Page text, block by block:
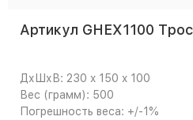
Артикул GHEX1100
ДхШхВ: 230 x 150 x 100
Вес (грамм): 500
Погрешность веса: +/-1%